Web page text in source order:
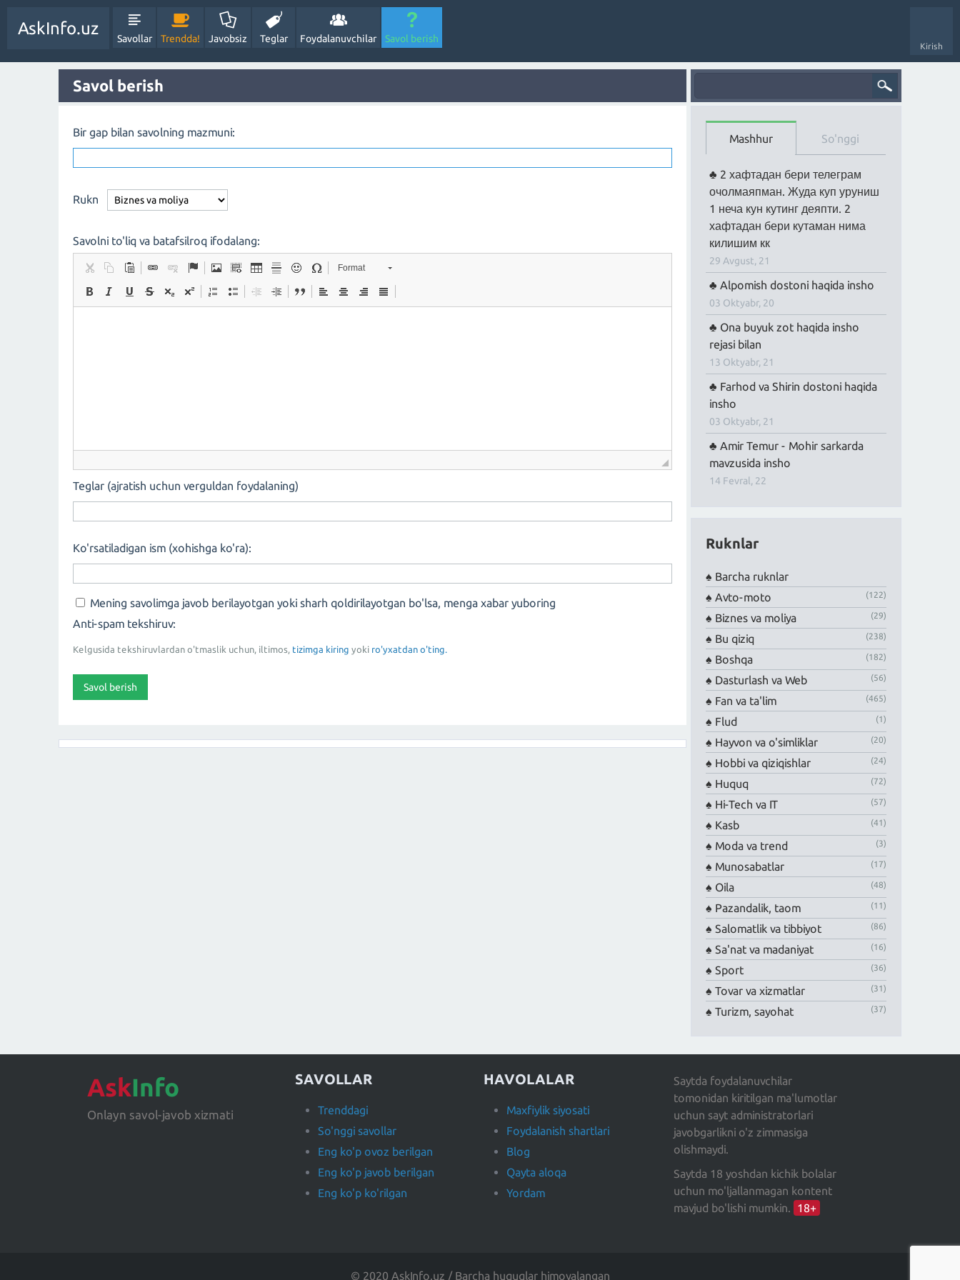
Kirish
AskInfo.uz
Savollar Trendda! Javobsiz Teglar Foydalanuvchilar Savol berish
Savol berish
Bir gap bilan savolning mazmuni:
Rukn
Savolni to'liq va batafsilroq ifodalang:
Format
Teglar (ajratish uchun verguldan foydalaning)
Ko'rsatiladigan ism (xohishga ko'ra):
Mening savolimga javob berilayotgan yoki sharh qoldirilayotgan bo'lsa, menga xabar yuboring
Anti-spam tekshiruv:
Kelgusida tekshiruvlardan o'tmaslik uchun, iltimos, tizimga kiring yoki ro'yxatdan o'ting.
Mashhur So'nggi
2 хафтадан бери телеграм
очолмаяпман. Жуда куп уруниш
1 неча кун кутинг деяпти. 2
хафтадан бери кутаман нима
килишим кк
29 Avgust, 21
Alpomish dostoni haqida insho
03 Oktyabr, 20
Ona buyuk zot haqida insho
rejasi bilan
13 Oktyabr, 21
Farhod va Shirin dostoni haqida
insho
03 Oktyabr, 21
Amir Temur - Mohir sarkarda
mavzusida insho
14 Fevral, 22
Ruknlar
Barcha ruknlar
Avto-moto
(122)
Biznes va moliya (29)
Bu qiziq (238)
Boshqa (182)
Dasturlash va Web (56)
Fan va ta'lim (465)
Flud (1)
Hayvon va o'simliklar (20)
Hobbi va qiziqishlar (24)
Huquq (72)
Hi-Tech va IT (57)
Kasb (41)
Moda va trend (3)
Munosabatlar (17)
Oila (48)
Pazandalik, taom (11)
Salomatlik va tibbiyot (86)
Sa'nat va madaniyat (16)
Sport (36)
Tovar va xizmatlar (31)
Turizm, sayohat (37)
AskInfo
Onlayn savol-javob xizmati
SAVOLLAR
Trenddagi
So'nggi savollar
Eng ko'p ovoz berilgan
Eng ko'p javob berilgan
Eng ko'p ko'rilgan
HAVOLALAR
Maxfiylik siyosati
Foydalanish shartlari
Blog
Qayta aloqa
Yordam
Saytda foydalanuvchilar
tomonidan kiritilgan ma'lumotlar
uchun sayt administratorlari
javobgarlikni o'z zimmasiga
olishmaydi.
Saytda 18 yoshdan kichik bolalar
uchun mo'ljallanmagan kontent
mavjud bo'lishi mumkin.
18+
© 2020 AskInfo.uz / Barcha huquqlar himoyalangan